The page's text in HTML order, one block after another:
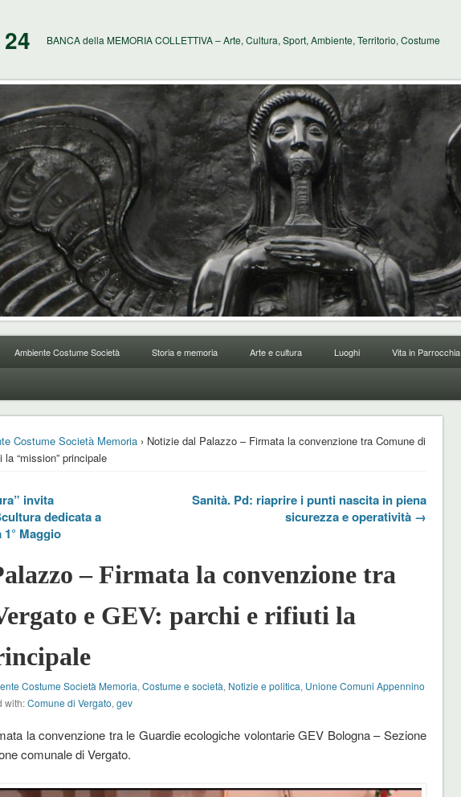
BANCA della MEMORIA COLLETTIVA – Arte, Cultura, Sport, Ambiente, Territorio, Costume
Ambiente Costume Società Storia e memoria Arte e cultura Luoghi Vita in Parrocchia
Costume Società Memoria› Notizie dal Palazzo – Firmata la convenzione tra Comune di
“mission” principale
invita
dedicata a
Maggio
Sanità. Pd: riaprire i punti nascita in piena
sicurezza e operatività →
– Firmata la convenzione tra
e GEV: parchi e rifiuti la
Costume Società Memoria, Costume e società, Notizie e politica, Unione Comuni Appennino
with:Comune di Vergato, gev
la convenzione tra le Guardie ecologiche volontarie GEV Bologna – Sezione
comunale di Vergato.